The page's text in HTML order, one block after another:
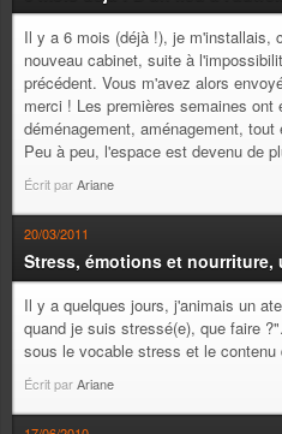
Il y a 6 mois (déjà !), je m'installais,
nouveau cabinet, suite à
précédent. Vous m'avez alors
merci ! Les premières semaines ont
déménagement, aménagement,
Peu à peu, l'espace est devenu de
Écrit parAriane
20/03/2011
Stress, émotions et nourriture,
Il y a quelques jours, j'animais un
quand je suis stressé(e), que faire
sous le vocable stress et le contenu
Écrit parAriane